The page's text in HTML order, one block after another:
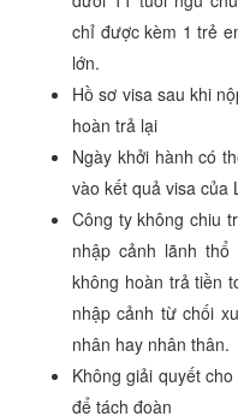
chỉ được kèm 1 trẻ
lớn.
Hồ sơ visa sau khi
hoàn trả lại
Ngày khởi hành có
vào kết quả visa của
Công ty không chiu
nhập cảnh lãnh
không hoàn trả tiền
nhập cảnh từ chối
nhân hay nhân thân.
Không giải quyết
để tách đoàn